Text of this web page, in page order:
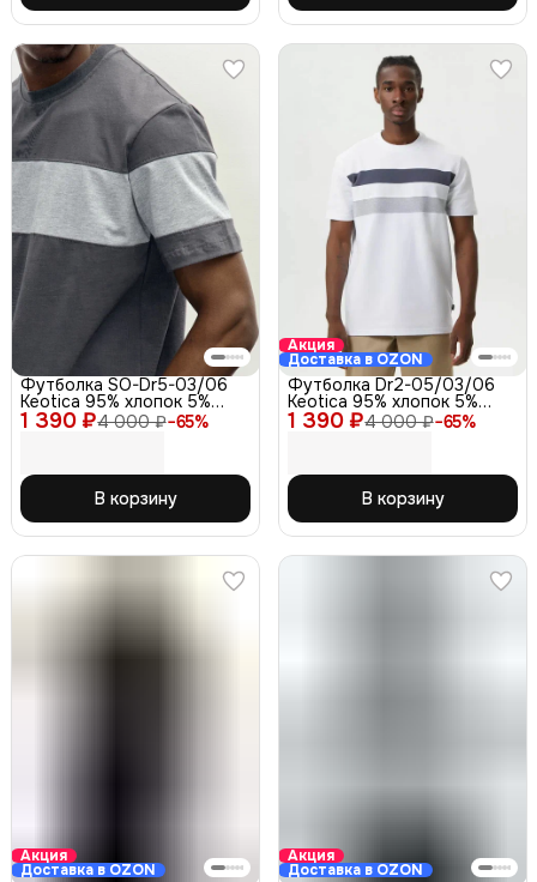
1 390 ₽4 000 ₽−65%
Футболка SO-Dr5-03/06
Keotica 95% хлопок 5%
лайкра, серая 46
В корзину
Акция
Доставка в OZON
1 390 ₽4 000 ₽−65%
Футболка Dr2-05/03/06
Keotica 95% хлопок 5%
лайкра, белая 46
В корзину
Акция
Доставка в OZON
Акция
Доставка в OZON